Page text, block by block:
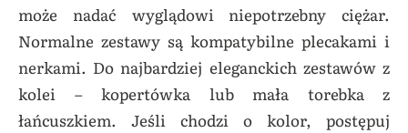
może nadać wyglądowi niepotrzebny ciężar.
Normalne zestawy są kompatybilne plecakami i
nerkami. Do najbardziej eleganckich zestawów z
kolei – kopertówka lub mała torebka z
łańcuszkiem. Jeśli chodzi o kolor, postępuj